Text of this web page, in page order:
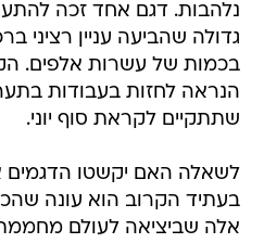
נלהבות. דגם אחד זכה
גדולה שהביעה עניין רציני
בכמות של עשרות אלפים.
הנראה לחזות בעבודות
שתתקיים לקראת סוף יוני.
לשאלה האם יקשטו הדגמים
בעתיד הקרוב הוא עונה
אלה שביציאה לעולם